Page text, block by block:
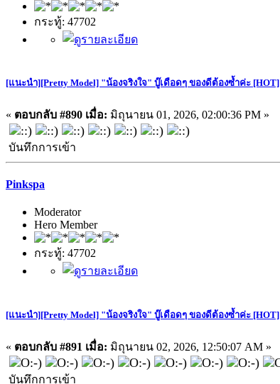
กระทู้: 47702
[แนะนำ][Pretty Model] "น้องจริงใจ" บู๊เดือดๆ ของดีต้องซ้ำค่ะ [HOT]
« ตอบกลับ #890 เมื่อ: มิถุนายน 01, 2026, 02:00:36 PM »
บันทึกการเข้า
Pinkspa
Moderator
Hero Member
กระทู้: 47702
[แนะนำ][Pretty Model] "น้องจริงใจ" บู๊เดือดๆ ของดีต้องซ้ำค่ะ [HOT]
« ตอบกลับ #891 เมื่อ: มิถุนายน 02, 2026, 12:50:07 AM »
บันทึกการเข้า